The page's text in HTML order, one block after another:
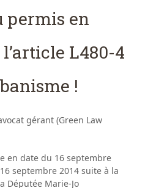
permis en
L480-4
!
gérant (Green Law
en date du 16 septembre
septembre 2014 suite à la
Députée Marie-Jo